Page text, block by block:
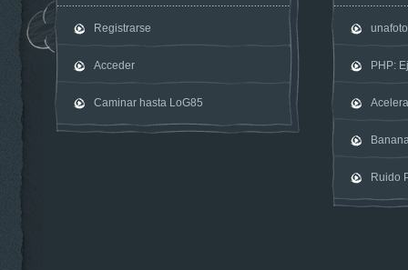
Registrarse
Acceder
Caminar hasta LoG85
PHP:
Ruido